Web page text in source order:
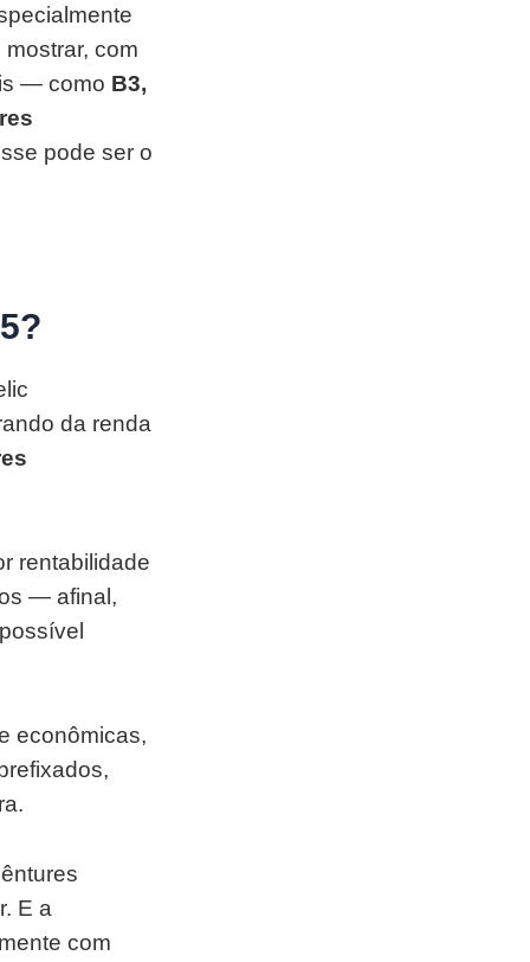
com
— como B3,
pode ser o
da renda
rentabilidade
— afinal,
econômicas,
E a
com